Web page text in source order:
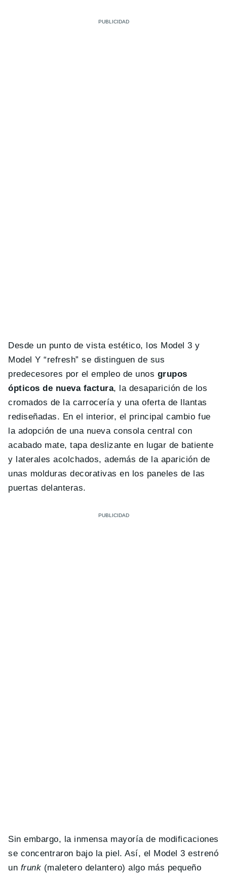
Desde un punto de vista estético, los Model 3 y
Model Y “refresh” se distinguen de sus
predecesores por el empleo de unos grupos
ópticos de nueva factura, la desaparición de los
cromados de la carrocería y una oferta de llantas
rediseñadas. En el interior, el principal cambio fue
la adopción de una nueva consola central con
acabado mate, tapa deslizante en lugar de batiente
y laterales acolchados, además de la aparición de
unas molduras decorativas en los paneles de las
puertas delanteras.
Sin embargo, la inmensa mayoría de modificaciones
se concentraron bajo la piel. Así, el Model 3 estrenó
un frunk (maletero delantero) algo más pequeño